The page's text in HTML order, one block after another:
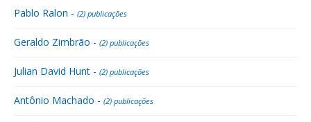
Pablo Ralon - (2) publicações
Geraldo Zimbrão - (2) publicações
Julian David Hunt - (2) publicações
Antônio Machado - (2) publicações